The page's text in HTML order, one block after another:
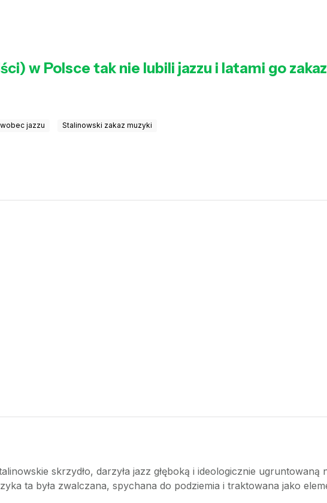
w Polsce tak nie lubili jazzu i latami go
jazzu Stalinowski zakaz muzyki
skrzydło, darzyła jazz głęboką i ideologicznie
ta była zwalczana, spychana do podziemia i traktowana jako